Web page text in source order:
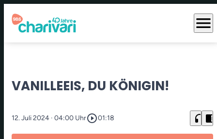
menu
VANILLEEIS, DU KÖNIGIN!
12. Juli 2024 · 04:00 Uhrplay_circle_outline01:18 headphones chrome_reader_mode